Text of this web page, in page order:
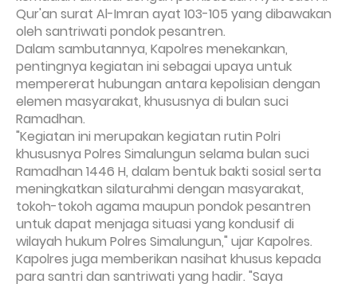
Qur'an surat Al-Imran ayat 103-105 yang dibawakan
oleh santriwati pondok pesantren.
Dalam sambutannya, Kapolres menekankan,
pentingnya kegiatan ini sebagai upaya untuk
mempererat hubungan antara kepolisian dengan
elemen masyarakat, khususnya di bulan suci
Ramadhan.
"Kegiatan ini merupakan kegiatan rutin Polri
khususnya Polres Simalungun selama bulan suci
Ramadhan 1446 H, dalam bentuk bakti sosial serta
meningkatkan silaturahmi dengan masyarakat,
tokoh-tokoh agama maupun pondok pesantren
untuk dapat menjaga situasi yang kondusif di
wilayah hukum Polres Simalungun," ujar Kapolres.
Kapolres juga memberikan nasihat khusus kepada
para santri dan santriwati yang hadir. "Saya